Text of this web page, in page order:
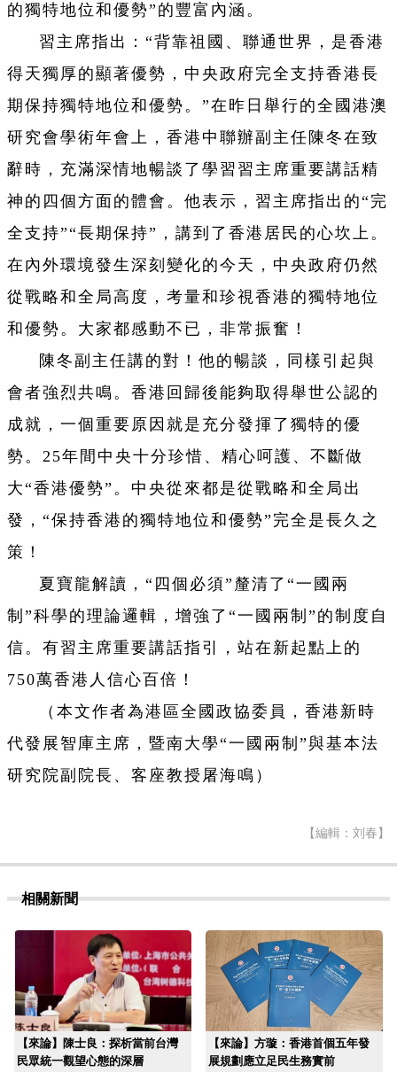
的獨特地位和優勢”的豐富內涵。
習主席指出：“背靠祖國、聯通世界，是香港
得天獨厚的顯著優勢，中央政府完全支持香港長
期保持獨特地位和優勢。”在昨日舉行的全國港澳
研究會學術年會上，香港中聯辦副主任陳冬在致
辭時，充滿深情地暢談了學習習主席重要講話精
神的四個方面的體會。他表示，習主席指出的“完
全支持”“長期保持”，講到了香港居民的心坎上。
在內外環境發生深刻變化的今天，中央政府仍然
從戰略和全局高度，考量和珍視香港的獨特地位
和優勢。大家都感動不已，非常振奮！
陳冬副主任講的對！他的暢談，同樣引起與
會者強烈共鳴。香港回歸後能夠取得舉世公認的
成就，一個重要原因就是充分發揮了獨特的優
勢。25年間中央十分珍惜、精心呵護、不斷做
大“香港優勢”。中央從來都是從戰略和全局出
發，“保持香港的獨特地位和優勢”完全是長久之
策！
夏寶龍解讀，“四個必須”釐清了“一國兩
制”科學的理論邏輯，增強了“一國兩制”的制度自
信。有習主席重要講話指引，站在新起點上的
750萬香港人信心百倍！
（本文作者為港區全國政協委員，香港新時
代發展智庫主席，暨南大學“一國兩制”與基本法
研究院副院長、客座教授屠海鳴）
【編輯：刘春】
相關新聞
【來論】陳士良：探析當前台灣
民眾統一觀望心態的深層
【來論】方璇：香港首個五年發
展規劃應立足民生務實前